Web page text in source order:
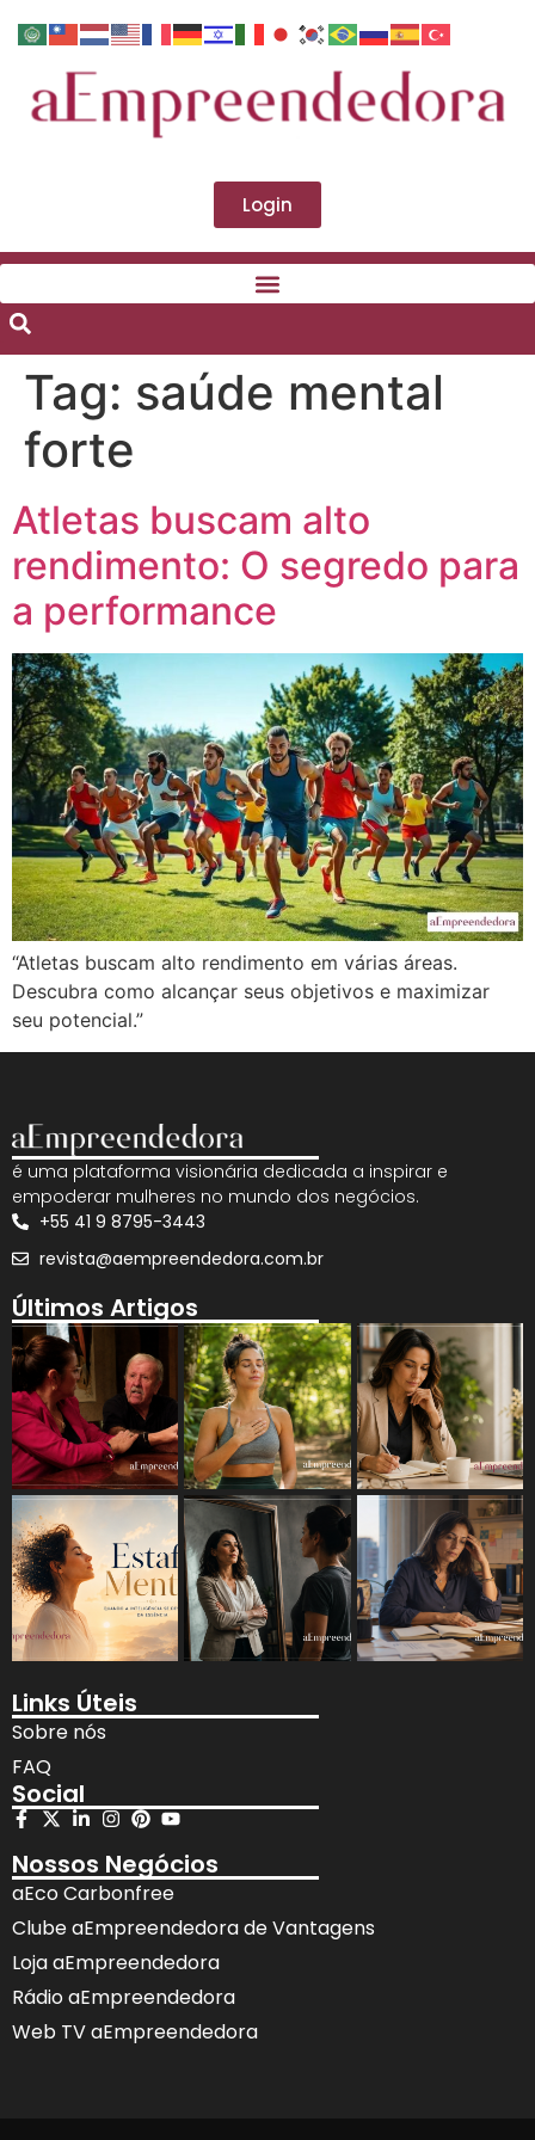
Login
Tag: saúde mental
forte
Atletas buscam alto
rendimento: O segredo para
a performance
“Atletas buscam alto rendimento em várias áreas.
Descubra como alcançar seus objetivos e maximizar
seu potencial.”
é uma plataforma visionária dedicada a inspirar e
empoderar mulheres no mundo dos negócios.
+55 41 9 8795-3443
revista@aempreendedora.com.br
Últimos Artigos
Links Úteis
Sobre nós
FAQ
Social
Nossos Negócios
aEco Carbonfree
Clube aEmpreendedora de Vantagens
Loja aEmpreendedora
Rádio aEmpreendedora
Web TV aEmpreendedora